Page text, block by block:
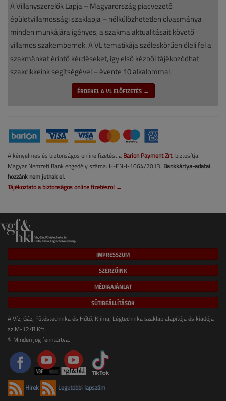
A Villanyszerelők Lapja – Magyarország piacvezető
épületvillamossági szaklapja – nélkülözhetetlen olvasmánya
minden munkájára igényes, a szakma aktualitásait követő
villamos szakembernek. A VL tematikája széleskörűen öleli fel a
szakmánkat érintő kérdéseket, így első kézből tájékozódhat
szakcikkeink segítségével – évente 10 alkalommal.
ÉRDEKEL A VL ELŐFIZETÉS →
A kényelmes és biztonságos online fizetést a Barion Payment Zrt. biztosítja.
Magyar Nemzeti Bank engedély száma: H-EN-I-1064/2013. Bankkártya-adatai
hozzánk nem jutnak el.
Tájékoztató a biztonságos online fizetésről →
IMPRESSZUM
SZERZŐINK
MÉDIAAJÁNLAT
SÜTIBEÁLLÍTÁSOK
A Víz, Gáz, Fűtéstechnika és Hűtő, Klíma, Légtechnika szaklap alapítója és kiadója
az M-12/B Kft.
© Minden jog fenntartva.
Hírek Legutóbbi lapszám